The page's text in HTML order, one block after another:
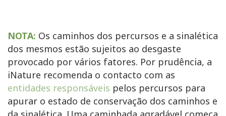
NOTA: Os caminhos dos percursos e a sinalética
dos mesmos estão sujeitos ao desgaste
provocado por vários fatores. Por prudência, a
iNature recomenda o contacto com as
entidades responsáveis pelos percursos para
apurar o estado de conservação dos caminhos e